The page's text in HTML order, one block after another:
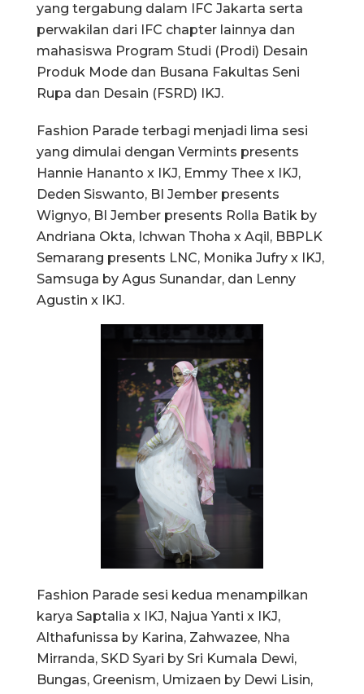
yang tergabung dalam IFC Jakarta serta
perwakilan dari IFC chapter lainnya dan
mahasiswa Program Studi (Prodi) Desain
Produk Mode dan Busana Fakultas Seni
Rupa dan Desain (FSRD) IKJ.
Fashion Parade terbagi menjadi lima sesi
yang dimulai dengan Vermints presents
Hannie Hananto x IKJ, Emmy Thee x IKJ,
Deden Siswanto, BI Jember presents
Wignyo, BI Jember presents Rolla Batik by
Andriana Okta, Ichwan Thoha x Aqil, BBPLK
Semarang presents LNC, Monika Jufry x IKJ,
Samsuga by Agus Sunandar, dan Lenny
Agustin x IKJ.
Fashion Parade sesi kedua menampilkan
karya Saptalia x IKJ, Najua Yanti x IKJ,
Althafunissa by Karina, Zahwazee, Nha
Mirranda, SKD Syari by Sri Kumala Dewi,
Bungas, Greenism, Umizaen by Dewi Lisin,